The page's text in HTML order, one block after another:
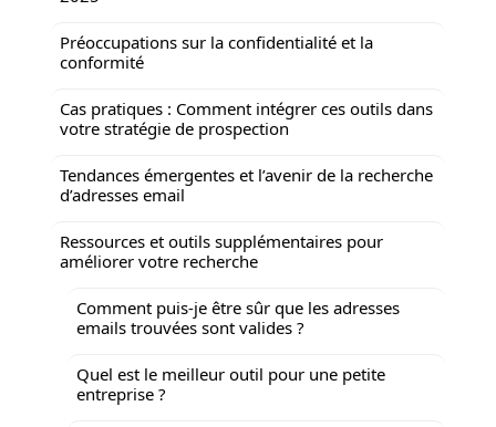
Préoccupations sur la confidentialité et la
conformité
Cas pratiques : Comment intégrer ces outils dans
votre stratégie de prospection
Tendances émergentes et l’avenir de la recherche
d’adresses email
Ressources et outils supplémentaires pour
améliorer votre recherche
Comment puis-je être sûr que les adresses
emails trouvées sont valides ?
Quel est le meilleur outil pour une petite
entreprise ?